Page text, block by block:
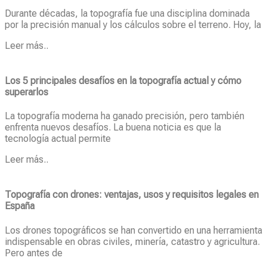
Durante décadas, la topografía fue una disciplina dominada
por la precisión manual y los cálculos sobre el terreno. Hoy, la
Leer más..
Los 5 principales desafíos en la topografía actual y cómo
superarlos
La topografía moderna ha ganado precisión, pero también
enfrenta nuevos desafíos. La buena noticia es que la
tecnología actual permite
Leer más..
Topografía con drones: ventajas, usos y requisitos legales en
España
Los drones topográficos se han convertido en una herramienta
indispensable en obras civiles, minería, catastro y agricultura.
Pero antes de